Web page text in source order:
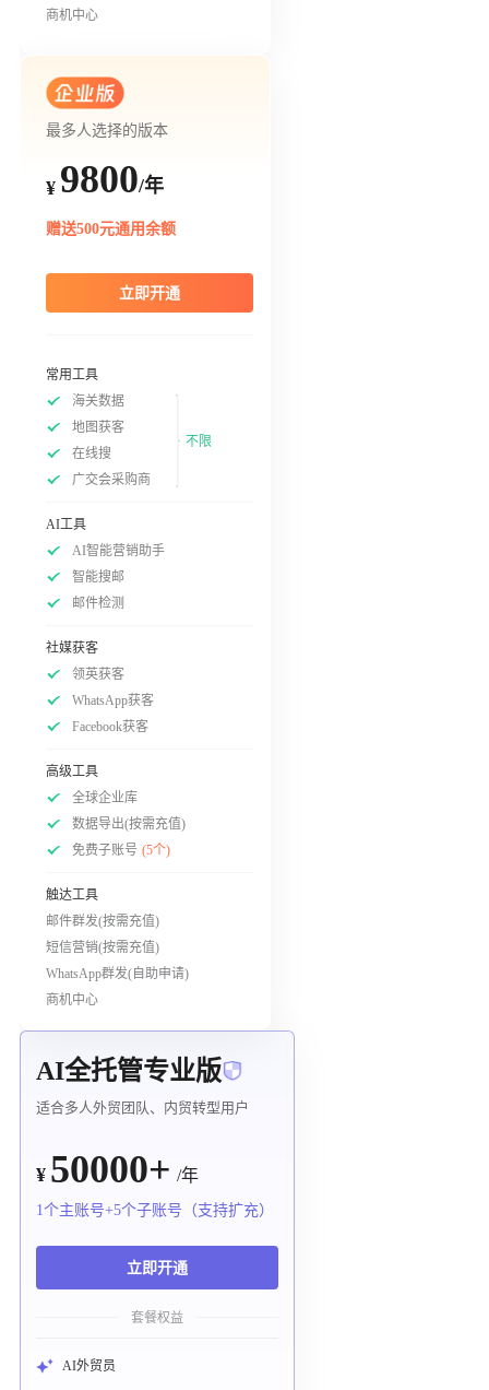
商机中心
最多人选择的版本
¥ 9800/年
赠送500元通用余额
立即开通
常用工具
海关数据
地图获客
在线搜
广交会采购商
不限
AI工具
AI智能营销助手
智能搜邮
邮件检测
社媒获客
领英获客
WhatsApp获客
Facebook获客
高级工具
全球企业库
数据导出(按需充值)
免费子账号 (5个)
触达工具
邮件群发(按需充值)
短信营销(按需充值)
WhatsApp群发(自助申请)
商机中心
AI全托管专业版
适合多人外贸团队、内贸转型用户
¥ 50000+ /年
1个主账号+5个子账号（支持扩充）
立即开通
套餐权益
AI外贸员